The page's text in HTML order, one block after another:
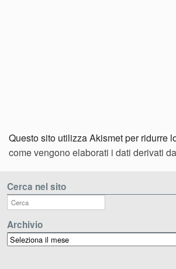
Questo sito utilizza Akismet per ridurre
come vengono elaborati i dati derivati
Cerca nel sito
Archivio
Archivio